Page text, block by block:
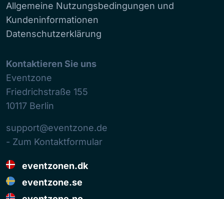
Allgemeine Nutzungsbedingungen und
Kundeninformationen
Datenschutzerklärung
Kontaktieren Sie uns
Eventzone
Friedrichstraße 155
10117 Berlin
support@eventzone.de
- Zum Kontaktformular
eventzonen.dk
eventzone.se